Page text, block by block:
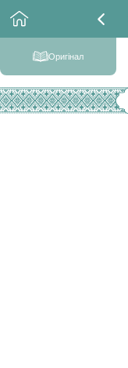
Оригінал